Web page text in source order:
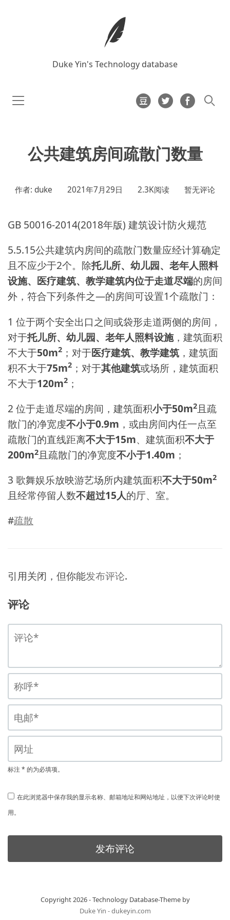
Duke Yin's Technology database
公共建筑房间疏散门数量
作者: duke 2021年7月29日 2.3K阅读 暂无评论
GB 50016-2014(2018年版) 建筑设计防火规范
5.5.15公共建筑内房间的疏散门数量应经计算确定
且不应少于2个。除托儿所、幼儿园、老年人照料
设施、医疗建筑、教学建筑内位于走道尽端的房间
外，符合下列条件之―的房间可设置1个疏散门：
1 位于两个安全出口之间或袋形走道两侧的房间，
对于托儿所、幼儿园、老年人照料设施，建筑面积
不大于50m2 ；对于医疗建筑、教学建筑 ，建筑面
积不大于75m2 ；对于其他建筑或场所，建筑面积
不大于120m2 ；
2 位于走道尽端的房间，建筑面积小于50m2 且疏
散门的净宽虔不小于0.9m ，或由房间内任一点至
疏散门的直线距离不大于15m、建筑面积不大于
200m2 且疏散门的净宽度不小于1.40m ；
3 歌舞娱乐放映游艺场所内建筑面积不大于50m2
且经常停留人数不超过15人的厅、室。
#疏散
引用关闭，但你能发布评论.
评论
标注 * 的为必填项。
在此浏览器中保存我的显示名称、邮箱地址和网站地址，以便下次评论时使
用。
Copyright 2026 - Technology Database-Theme by
Duke Yin - dukeyin.com